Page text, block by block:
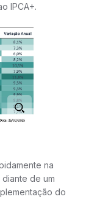
IPCA+.
na
diante de um
do